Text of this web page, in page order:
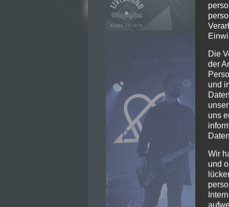
Die
der
und
uns
Wir
und